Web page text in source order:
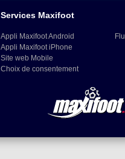
Services Maxifoot
Appli Maxifoot Android
Appli Maxifoot iPhone
Site web Mobile
Choix de consentement